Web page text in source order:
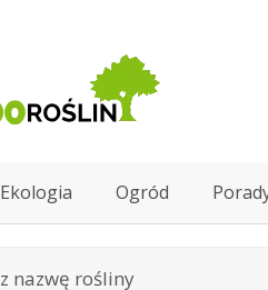
Ekologia Ogród